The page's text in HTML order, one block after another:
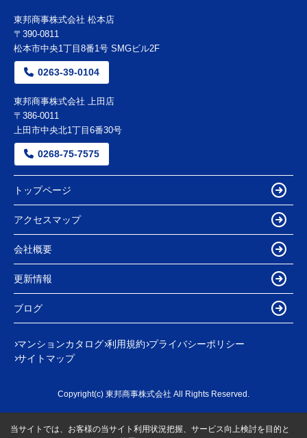
東邦商事株式会社 松本店
〒390-0811
松本市中央1丁目8番1号 SMGビル2F
0263-39-0104
東邦商事株式会社 上田店
〒386-0011
上田市中央北1丁目6番30号
0268-75-7575
トップページ
アクセスマップ
会社概要
更新情報
ブログ
マンションカタログ 利用規約 プライバシーポリシー
サイトマップ
Copyright(c) 東邦商事株式会社 All Rights Reserved.
当サイトでは、お客様の当サイト利用状況把握、サービス向上検討を目的と